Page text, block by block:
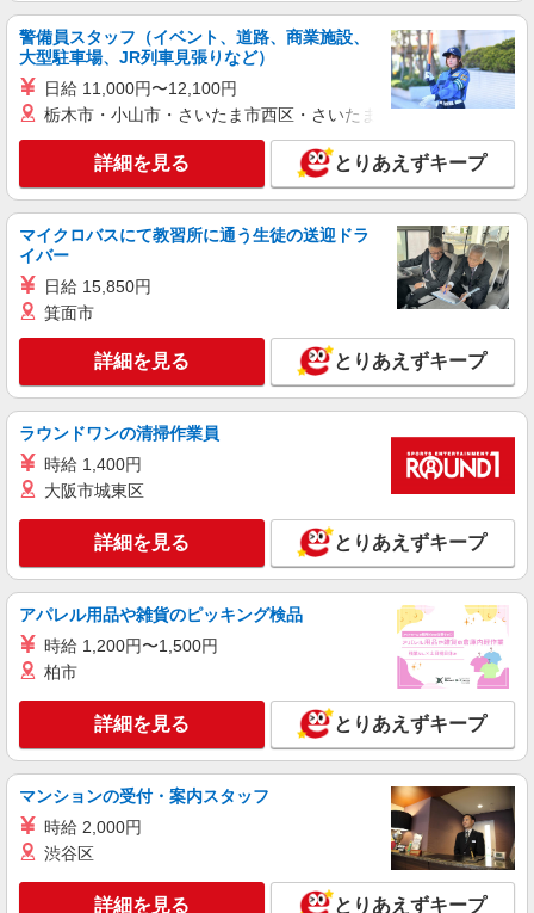
警備員スタッフ（イベント、道路、商業施設、
大型駐車場、JR列車見張りなど）
日給 11,000円〜12,100円
栃木市・小山市・さいたま市西区・さいたま市岩槻区・久喜市・
詳細を見る とりあえずキープ
マイクロバスにて教習所に通う生徒の送迎ドラ
イバー
日給 15,850円
箕面市
詳細を見る とりあえずキープ
ラウンドワンの清掃作業員
時給 1,400円
大阪市城東区
詳細を見る とりあえずキープ
アパレル用品や雑貨のピッキング検品
時給 1,200円〜1,500円
柏市
詳細を見る とりあえずキープ
マンションの受付・案内スタッフ
時給 2,000円
渋谷区
詳細を見る とりあえずキープ